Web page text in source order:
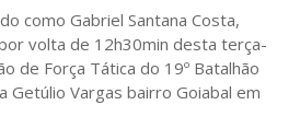
como Gabriel Santana Costa,
volta de 12h30min desta terça-
de Força Tática do 19º Batalhão
Getúlio Vargas bairro Goiabal em